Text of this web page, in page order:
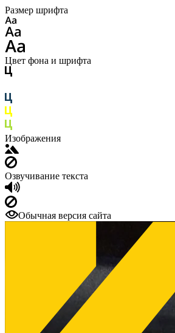
Размер шрифта
Цвет фона и шрифта
Изображения
Озвучивание текста
Обычная версия сайта